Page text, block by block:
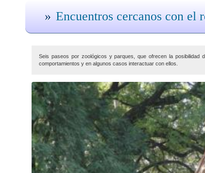
Encuentros cercanos con el
Seis paseos por zoológicos y parques, que ofrecen la posibilidad
comportamientos y en algunos casos interactuar con ellos.